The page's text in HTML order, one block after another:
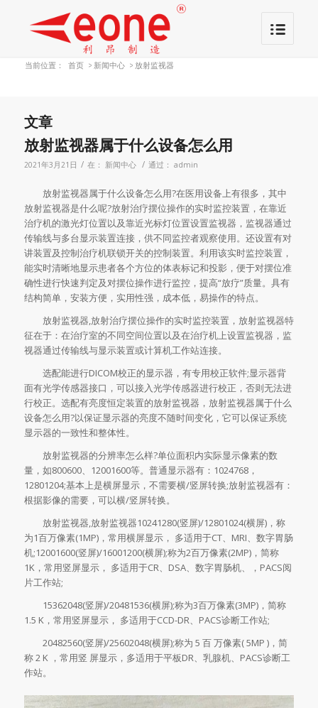
当前位置： 首页 > 新闻中心 > 放射监视器
文章
放射监视器属于什么设备怎么用
2021年3月21日 / 在： 新闻中心 / 通过： admin
放射监视器属于什么设备怎么用?在医用设备上有很多，其中
放射监视器是什么呢?放射治疗摆位操作的实时监控装置，在靠近
治疗机的激光灯位置以及靠近光标灯位置设置监视器，监视器通过
传输线与多台显示装置连接，供不同监控者观察使用。还设置有对
讲装置及控制治疗机联锁开关的控制装置。利用该实时监控装置，
能实时清晰地显示患者各个方位的体表标记和投影，便于对摆位准
确性进行快速判定及对摆位操作进行监控，提高“放疗”质量。具有
结构简单，安装方便，实用性强，成本低，易操作的特点。
放射监视器,放射治疗摆位操作的实时监控装置，放射监视器特
征在于：在治疗室的不同空间位置以及在治疗机上设置监视器，监
视器通过传输线与显示装置或计算机工作站连接。
选配能进行DICOM校正的显示器，有专用校正软件;显示器背
面有光学传感器接口，可以接入光学传感器进行校正，否则无法进
行校正。选配有亮度恒定装置的放射监视器，放射监视器属于什么
设备怎么用?以保证显示器的亮度不随时间变化，它可以保证系统
显示器的一致性和整体性。
放射监视器的分辨率怎么样?单位面积内实际显示像素的数
量，如800600、12001600等。普通显示器有：1024768，
12801204;基本上是横屏显示，不需要横/竖屏转换;放射监视器有：
根据影像的需要，可以横/竖屏转换。
放射监视器,放射监视器10241280(竖屏)/12801024(横屏)，称
为1百万像素(1MP)，常用横屏显示， 多适用于CT、MRI、数字胃肠
机;12001600(竖屏)/16001200(横屏);称为2百万像素(2MP)，简称
1K，常用竖屏显示， 多适用于CR、DSA、数字胃肠机、，PACS阅
片工作站;
15362048(竖屏)/20481536(横屏);称为3百万像素(3MP)，简称
1.5 K，常用竖屏显示， 多适用于CCD-DR、PACS诊断工作站;
20482560(竖屏)/25602048(横屏);称为 5 百 万像素( 5MP )，简
称 2 K ，常用竖 屏显示，多适用于平板DR、乳腺机、PACS诊断工
作站。